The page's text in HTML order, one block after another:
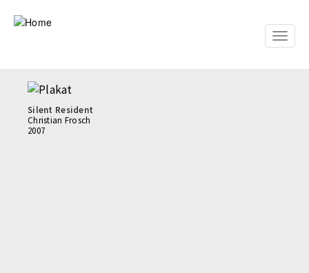
Toggle
Silent Resident
Christian Frosch
2007